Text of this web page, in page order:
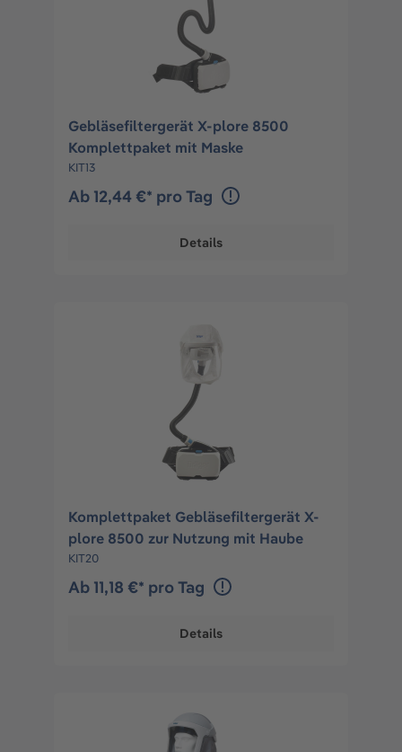
Gebläsefiltergerät X-plore 8500
Komplettpaket mit Maske
KIT13
Ab 12,44 €* pro Tag
Details
Komplettpaket Gebläsefiltergerät X-
plore 8500 zur Nutzung mit Haube
KIT20
Ab 11,18 €* pro Tag
Details